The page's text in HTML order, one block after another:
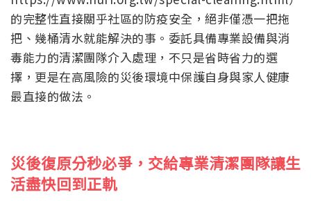
的完整性直接關乎社區的防疫安全，絕非僅憑一把拖
把、幾桶清水就能解決的事。委託具備專業設備與消
毒能力的清潔團隊介入處理，不只是省時省力的選
擇，更是在高風險的災後環境中保護自身與家人健康
最直接的做法。
災後復原分秒必爭，交給專業清潔團隊讓生
活盡快回到正軌